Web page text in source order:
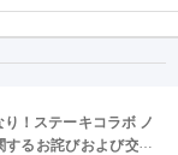
！ステーキコラボ ノ
るお詫びおよび交換